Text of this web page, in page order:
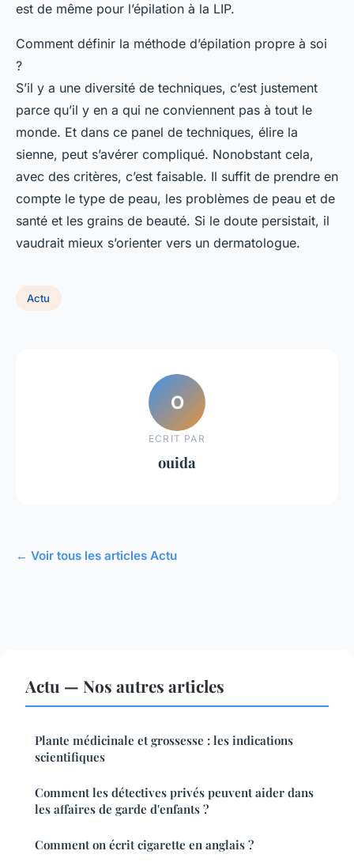
est de même pour l’épilation à la LIP.
Comment définir la méthode d’épilation propre à soi
?
S’il y a une diversité de techniques, c’est justement
parce qu’il y en a qui ne conviennent pas à tout le
monde. Et dans ce panel de techniques, élire la
sienne, peut s’avérer compliqué. Nonobstant cela,
avec des critères, c’est faisable. Il suffit de prendre en
compte le type de peau, les problèmes de peau et de
santé et les grains de beauté. Si le doute persistait, il
vaudrait mieux s’orienter vers un dermatologue.
Actu
O
ECRIT PAR
ouida
← Voir tous les articles Actu
Actu — Nos autres articles
Plante médicinale et grossesse : les indications
scientifiques
Comment les détectives privés peuvent aider dans
les affaires de garde d'enfants ?
Comment on écrit cigarette en anglais ?